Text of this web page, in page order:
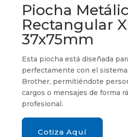
Piocha
Rectangular
37x75mm
Esta piocha está diseñada
perfectamente con el
Brother, permitiéndote
cargos o mensajes de forma
profesional.
Cotiza Aquí